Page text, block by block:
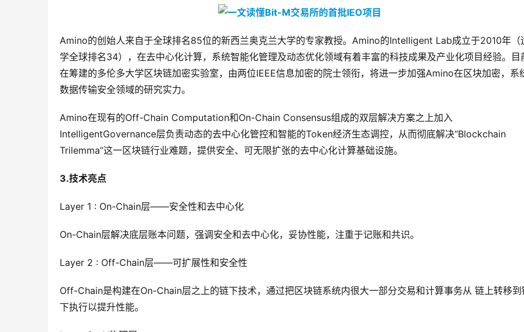
Amino的创始人来自于全球排名85位的新西兰奥克兰大学的专家教授。Amino的Intelligent Lab成立于2010年（
学全球排名34），在去中心化计算，系统智能化管理及动态优化领域有着丰富的科技成果及产业化项目经验。目
在筹建的多伦多大学区块链加密实验室，由两位IEEE信息加密的院士领衔，将进一步加强Amino在区块加密，系
数据传输安全领域的研究实力。
Amino在现有的Off-Chain Computation和On-Chain Consensus组成的双层解决方案之上加入
IntelligentGovernance层负责动态的去中心化管控和智能的Token经济生态调控，从而彻底解决“Blockchain
Trilemma”这一区块链行业难题，提供安全、可无限扩张的去中心化计算基础设施。
3.技术亮点
Layer 1 : On-Chain层——安全性和去中心化
On-Chain层解决底层账本问题，强调安全和去中心化，妥协性能，注重于记账和共识。
Layer 2 : Off-Chain层——可扩展性和安全性
Off-Chain是构建在On-Chain层之上的链下技术，通过把区块链系统内很大一部分交易和计算事务从 链上转移到
下执行以提升性能。